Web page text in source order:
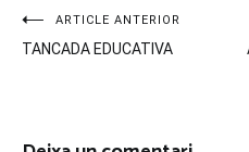
Navegació
d'entrades
ARTICLE ANTERIOR
TANCADA EDUCATIVA